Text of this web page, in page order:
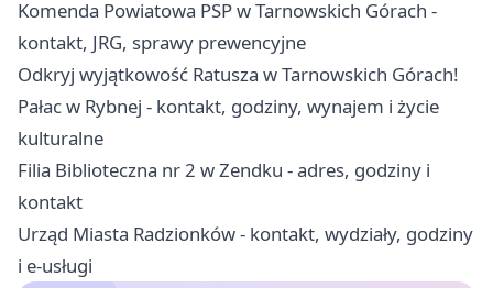
Komenda Powiatowa PSP w Tarnowskich Górach -
kontakt, JRG, sprawy prewencyjne
Odkryj wyjątkowość Ratusza w Tarnowskich Górach!
Pałac w Rybnej - kontakt, godziny, wynajem i życie
kulturalne
Filia Biblioteczna nr 2 w Zendku - adres, godziny i
kontakt
Urząd Miasta Radzionków - kontakt, wydziały, godziny
i e-usługi